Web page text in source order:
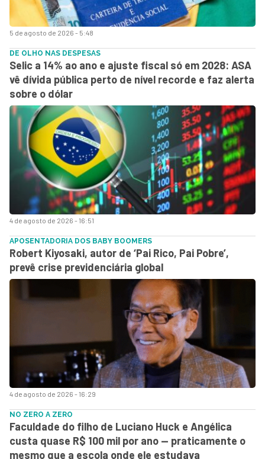
5 de agosto de 2026 - 5:48
4 de agosto de 2026 - 16:51
DE OLHO NAS DESPESAS
Selic a 14% ao ano e ajuste fiscal só em 2028: ASA
vê dívida pública perto de nível recorde e faz alerta
sobre o dólar
4 de agosto de 2026 - 16:29
APOSENTADORIA DOS BABY BOOMERS
Robert Kiyosaki, autor de ‘Pai Rico, Pai Pobre’,
prevê crise previdenciária global
NO ZERO A ZERO
Faculdade do filho de Luciano Huck e Angélica
custa quase R$ 100 mil por ano — praticamente o
mesmo que a escola onde ele estudava